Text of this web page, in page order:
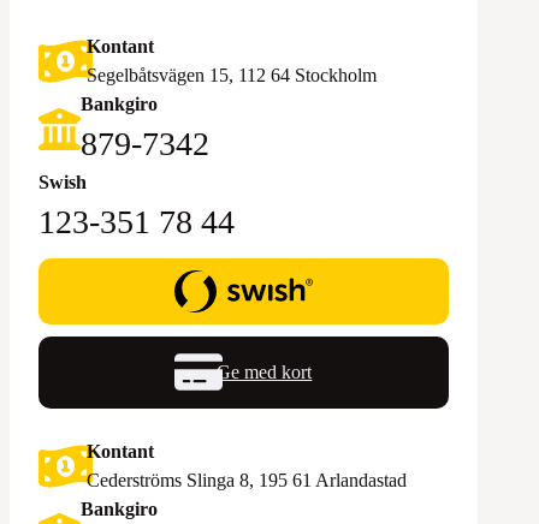
Kontant
Segelbåtsvägen 15, 112 64 Stockholm
Bankgiro
879-7342
Swish
123-351 78 44
Ge med kort
Kontant
Cederströms Slinga 8, 195 61 Arlandastad
Bankgiro